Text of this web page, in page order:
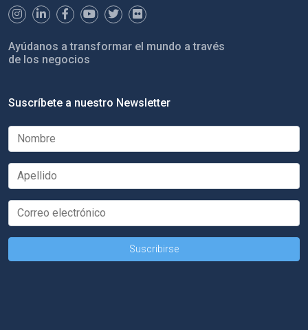
Ayúdanos a transformar el mundo a través
de los negocios
Suscríbete a nuestro Newsletter